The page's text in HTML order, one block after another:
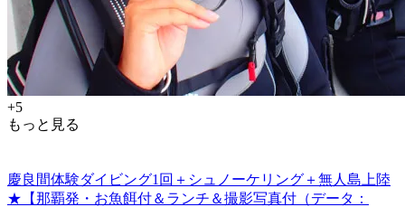
+5
もっと見る
慶良間体験ダイビング1回＋シュノーケリング＋無人島上陸
★【那覇発・お魚餌付＆ランチ＆撮影写真付（データ：